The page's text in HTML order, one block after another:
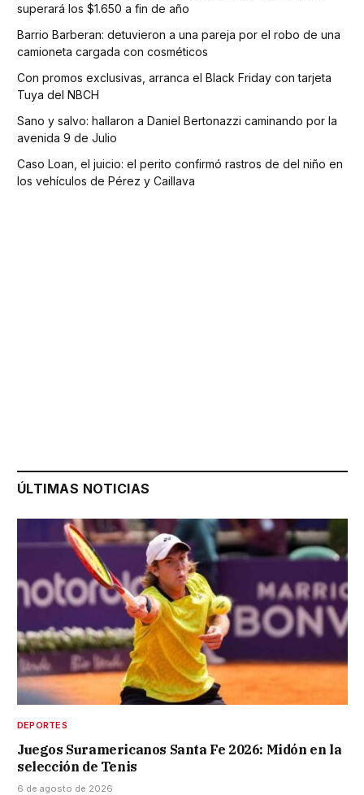
superará los $1.650 a fin de año
Barrio Barberan: detuvieron a una pareja por el robo de una
camioneta cargada con cosméticos
Con promos exclusivas, arranca el Black Friday con tarjeta
Tuya del NBCH
Sano y salvo: hallaron a Daniel Bertonazzi caminando por la
avenida 9 de Julio
Caso Loan, el juicio: el perito confirmó rastros de del niño en
los vehículos de Pérez y Caillava
ÚLTIMAS NOTICIAS
DEPORTES
Juegos Suramericanos Santa Fe 2026: Midón en la
selección de Tenis
6 de agosto de 2026